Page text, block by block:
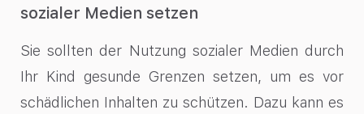
sozialer Medien setzen
Sie sollten der Nutzung sozialer Medien durch
Ihr Kind gesunde Grenzen setzen, um es vor
schädlichen Inhalten zu schützen. Dazu kann es